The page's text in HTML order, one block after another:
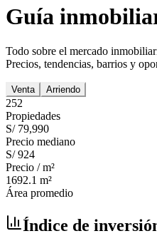
Guía
Todo sobre el mercado
Precios, tendencias, barrios y
Venta Arriendo
252
Propiedades
S/ 79,990
Precio mediano
S/ 924
Precio / m²
1692.1 m²
Área promedio
Índice de